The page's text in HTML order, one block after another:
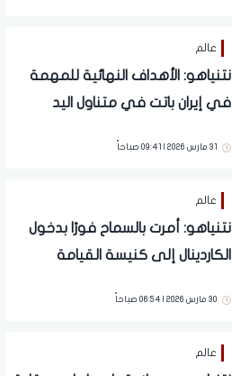
عالم
نتنياهو: الأهداف النهائية للمهمة
في إيران باتت في متناول اليد
31 مارس 2026 | 09:41 صباحاً
عالم
نتنياهو: أمرت بالسماح فورًا بدخول
الكاردينال إلى كنيسة القيامة
30 مارس 2026 | 06:54 صباحاً
عالم